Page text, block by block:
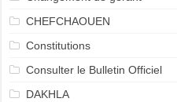
CHEFCHAOUEN
Constitutions
Consulter le Bulletin Officiel
DAKHLA